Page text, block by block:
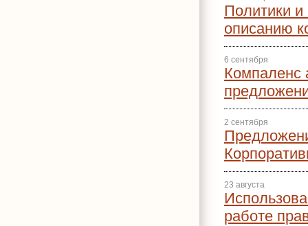
Политики
описанию
6 сентября
Компаленс
2 сентября
23 августа
работе